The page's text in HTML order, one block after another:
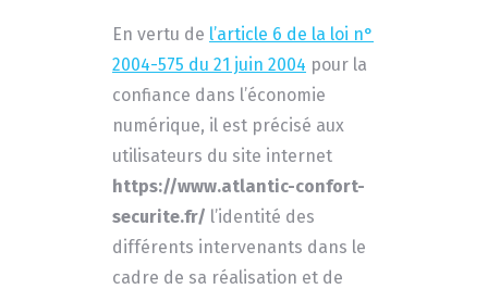
En vertu de l’article 6 de la loi n°
2004-575 du 21 juin 2004 pour la
confiance dans l’économie
numérique, il est précisé aux
utilisateurs du site internet
https://www.atlantic-confort-
securite.fr/ l’identité des
différents intervenants dans le
cadre de sa réalisation et de